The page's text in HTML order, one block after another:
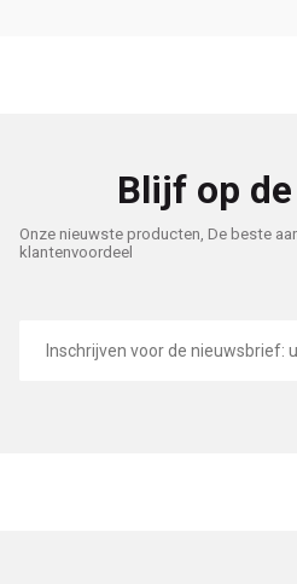
Blijf op
Onze nieuwste producten, De beste
klantenvoordeel
mailadres